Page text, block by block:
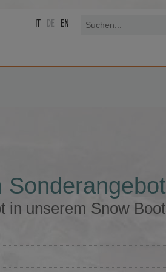
DE EN
in unserem Snow